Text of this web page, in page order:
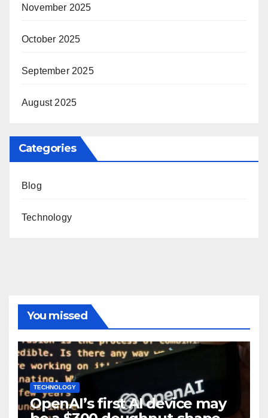
November 2025
October 2025
September 2025
August 2025
Categories
Blog
Technology
You missed
TECHNOLOGY
OpenAI’s first AI device may